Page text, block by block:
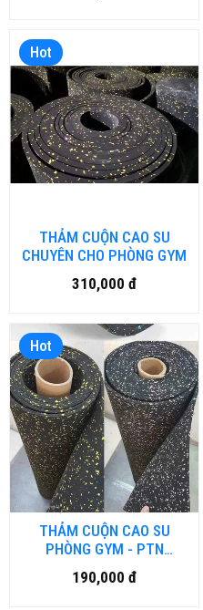
Hot
THẢM CUỘN CAO SU
CHUYÊN CHO PHÒNG GYM
310,000 đ
Hot
THẢM CUỘN CAO SU
PHÒNG GYM - PTN
RUBBER 001- DN.HN
190,000 đ